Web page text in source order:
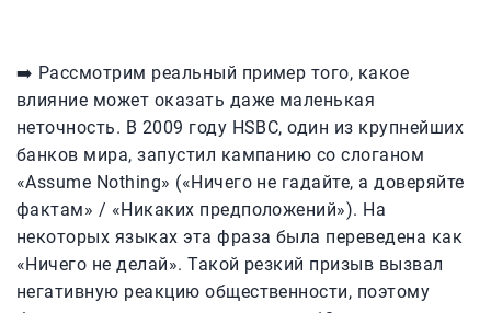
➡️ Рассмотрим реальный пример того, какое
влияние может оказать даже маленькая
неточность. В 2009 году HSBC, один из крупнейших
банков мира, запустил кампанию со слоганом
«Assume Nothing» («Ничего не гадайте, а доверяйте
фактам» / «Никаких предположений»). На
некоторых языках эта фраза была переведена как
«Ничего не делай». Такой резкий призыв вызвал
негативную реакцию общественности, поэтому